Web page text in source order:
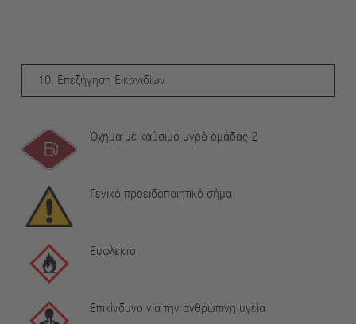
10. Επεξήγηση Εικονιδίων
Όχημα με καύσιμο υγρό ομάδας 2
Γενικό προειδοποιητικό σήμα
Εύφλεκτο
Επικίνδυνο για την ανθρώπινη υγεία